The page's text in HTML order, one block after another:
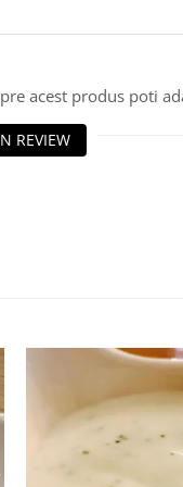
acest produs poti
REVIEW